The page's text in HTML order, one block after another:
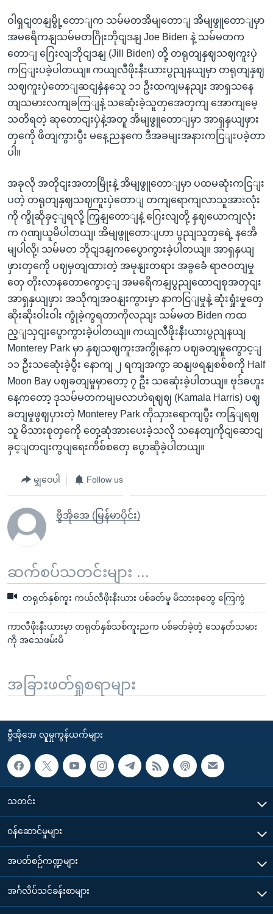
ဝါရှငျတနျမွို့တောျက သမ်မတအိမျတောျ အိမျဖွူတောျမှာ
အမရေိကနျသမ်မတဂြိုးဘိုငျဒနျ Joe Biden နဲ့ သမ်မတက
တောျ ဂြေးလျဘိုငျဒနျ (Jill Biden) တို့ တရုတျနှဈသဈကူးပှဲ
ကငြျးပခဲ့ပါတယျ။ ကယျလီဖိုးနီးယားပွညျနယျမှာ တရုတျနှဈ
သဈကူးပှဲတောျဆငျနှဲနသေူ ၁၁ ဦးထကျမနညျး အာရှသနေ
တျသမားလကျခကြျနဲ့ သဆေုံးခဲ့သူတှအေတှကျ အောကျမေ့
သတိရတဲ့ ဆုတောငျးပှဲနဲ့အတူ အိမျဖွူတောျမှာ အာရှနှယျဖှား
တှကေို ဖိတျကွားပွီး မနေ့ညနကေ ဒီအခမျးအနားကငြျးပခဲ့တာ
ပါ။
အခုလို အတိုငျးအတာမြိုးနဲ့ အိမျဖွူတောျမှာ ပထမဆုံးကငြျး
ပတဲ့ တရုတျနှဈသဈကူးပှဲတောျ တကျရောကျလာသူအားလုံး
ကို ကွိုဆိုခှင့ျရလို့ ကြှနျတောျနဲ့ ဂြေးလျတို့ နှဈယောကျလုံး
က ဂုဏျယူမိပါတယျ၊ အိမျဖွူတောျဟာ ပွညျသူတှရေဲ့ နအေိ
မျပါလို့၊ သမ်မတ ဘိုငျဒနျကပွေောကွားခဲ့ပါတယျ။ အာရှနှယျ
ဖှားတှကေို ပဈမှတျထားတဲ့ အမုနျးတရား အခွခေံ ရာဇဝတျမှု
တှေ တိုးလာနတောကွောင့ျ အမရေိကနျပွညျထောငျစုအတှငျး
အာရှနှယျဖှား အသိုကျအဝနျးကွားမှာ နာကငြျမှုနဲ့ ဆုံးရှုံးမှုတှေ
ဆိုးဆိုးဝါးဝါး ကွုံခဲ့ကွရတာကိုလညျး သမ်မတ Biden ကထ
ည့ျသှငျးပွောကွားခဲ့ပါတယျ။ ကယျလီဖိုးနီးယားပွညျနယျ
Monterey Park မှာ နှဈသဈကူးအကွိုနေ့က ပဈခတျမှုကွောင့ျ
၁၁ ဦးသဆေုံးခဲ့ပွီး နောကျ ၂ ရကျအကွာ ဆနျဖရနျစစ်စကို Half
Moon Bay ပဈခတျမှုမှာတော့ ၇ ဦး သဆေုံးခဲ့ပါတယျ။ ဗုဒ်ဓဟူး
နေ့ကတော့ ဒုသမ်မတကမျမလာဟဲရဈဈ (Kamala Harris) ပဈ
ခတျမှုဖွဈပှားတဲ့ Monterey Park ကိုသှားရောကျပွီး ကနြျရဈ
သူ မိသားစုတှကေို တှေ့ဆုံအားပေးခဲ့သလို သနေတျကိုငျဆောငျ
ခှင့ျတငျးကွပျရေးကိစ်စတှေ ပွောဆိုခဲ့ပါတယျ။
မျှဝေပါ Follow us
ဗွီအိုအေ (မြန်မာပိုင်း)
ဆက်စပ်သတင်းများ ...
တရုတ်နှစ်ကူး ကယ်လီဖိုးနီးယား ပစ်ခတ်မှု မိသားစုတွေ ကြေကွဲ
ကာလီဖိုးနီးယားမှာ တရုတ်နှစ်သစ်ကူးညက ပစ်ခတ်ခဲ့တဲ့ သေနတ်သမား
ကို အသေဖမ်းမိ
အခြားဖတ်ရှုစရာများ
ဗွီအိုအေ လူမှုကွန်ယက်များ
သတင်း
၀န်ဆောင်မှုများ
အပတ်စဉ်ကဏ္ဍများ
အင်္ဂလိပ်သင်ခန်းစာများ